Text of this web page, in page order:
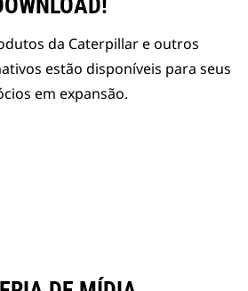
da Caterpillar e outros
estão disponíveis para seus
em expansão.